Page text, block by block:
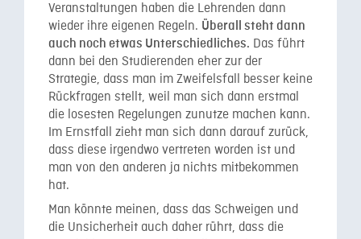
Veranstaltungen haben die Lehrenden dann
wieder ihre eigenen Regeln. Überall steht dann
auch noch etwas Unterschiedliches. Das führt
dann bei den Studierenden eher zur der
Strategie, dass man im Zweifelsfall besser keine
Rückfragen stellt, weil man sich dann erstmal
die losesten Regelungen zunutze machen kann.
Im Ernstfall zieht man sich dann darauf zurück,
dass diese irgendwo vertreten worden ist und
man von den anderen ja nichts mitbekommen
hat.
Man könnte meinen, dass das Schweigen und
die Unsicherheit auch daher rührt, dass die